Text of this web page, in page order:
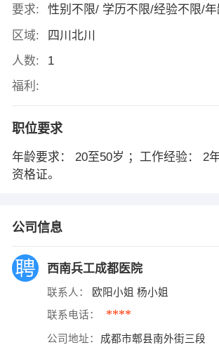
要求:
性别不限/ 学历不限/经验不限/
区域:
四川北川
人数:
1
福利:
职位要求
年龄要求： 20至50岁 ；工作经验： 2
资格证。
公司信息
西南兵工成都医院
联系人： 欧阳小姐 杨小姐
联系电话： ****
公司地址： 成都市郫县南外街三段